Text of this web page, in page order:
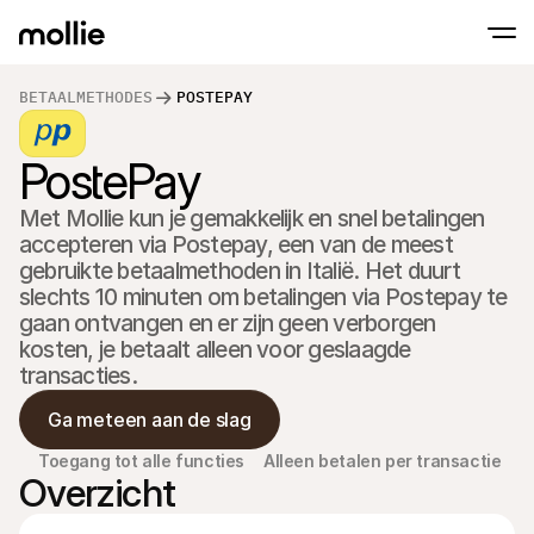
BETAALMETHODES POSTEPAY
PostePay
Met Mollie kun je gemakkelijk en snel betalingen
accepteren via Postepay, een van de meest
gebruikte betaalmethoden in Italië. Het duurt
slechts 10 minuten om betalingen via Postepay te
gaan ontvangen en er zijn geen verborgen
kosten, je betaalt alleen voor geslaagde
transacties.
Ga meteen aan de slag
Toegang tot alle functies Alleen betalen per transactie
Overzicht
Meer weten
betalingen
In-person
Ontvang betalingen
en andere apparaten
Checkout
Optimaliseer je
meer conversie
Recurring
Ontvang
Partners
Voor agencies
Maak kennis met het Agency-Partnerprogramma